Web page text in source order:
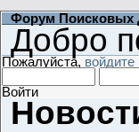
Форум Поисковых
Добро
Пожалуйста, войдите
Войти